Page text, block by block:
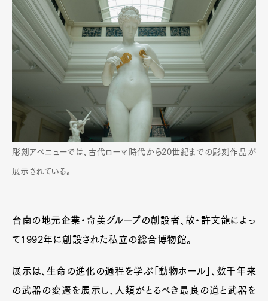
彫刻アベニューでは、古代ローマ時代から20世紀までの彫刻作品が
展示されている。
台南の地元企業・奇美グループの創設者、故・許文龍によっ
て1992年に創設された私立の総合博物館。
展示は、生命の進化の過程を学ぶ「動物ホール」、数千年来
の武器の変遷を展示し、人類がとるべき最良の道と武器を